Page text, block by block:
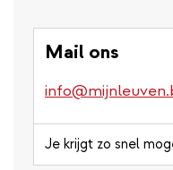
Mail ons
Je krijgt zo snel